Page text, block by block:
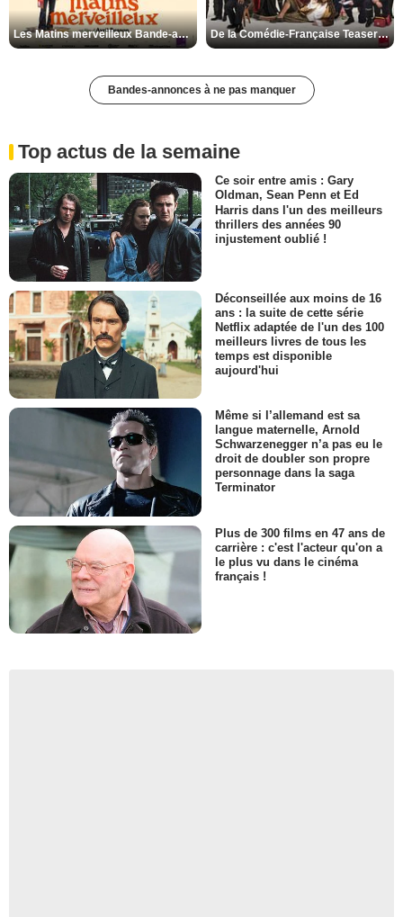
Les Matins merveilleux Bande-annonce VF De la Comédie-Française Teaser VF
Bandes-annonces à ne pas manquer
Top actus de la semaine
Ce soir entre amis : Gary
Oldman, Sean Penn et Ed
Harris dans l'un des meilleurs
thrillers des années 90
injustement oublié !
Déconseillée aux moins de 16
ans : la suite de cette série
Netflix adaptée de l'un des 100
meilleurs livres de tous les
temps est disponible
aujourd'hui
Même si l’allemand est sa
langue maternelle, Arnold
Schwarzenegger n’a pas eu le
droit de doubler son propre
personnage dans la saga
Terminator
Plus de 300 films en 47 ans de
carrière : c'est l'acteur qu'on a
le plus vu dans le cinéma
français !